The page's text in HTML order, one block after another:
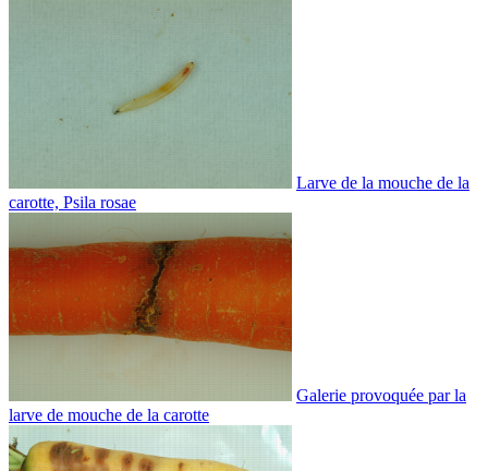
Larve de la mouche de la
carotte, Psila rosae
Galerie provoquée par la
larve de mouche de la carotte